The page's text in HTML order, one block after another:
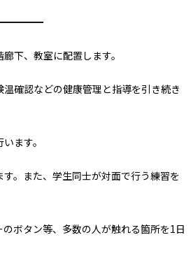
下、教室に配置します。
温確認などの健康管理と指導を引き続き
ます。
す。また、学生同士が対面で行う練習を
のボタン等、多数の人が触れる箇所を1日